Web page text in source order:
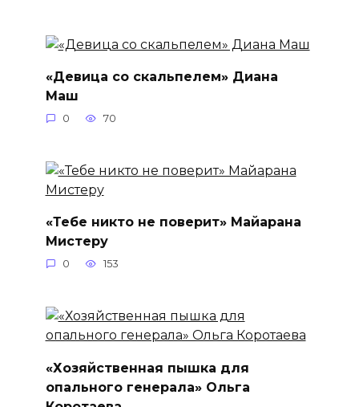
«Девица со скальпелем» Диана
Маш
0 70
«Тебе никто не поверит» Майарана
Мистеру
0 153
«Хозяйственная пышка для
опального генерала» Ольга